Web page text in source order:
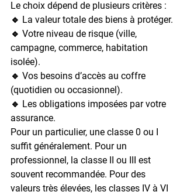
Le choix dépend de plusieurs critères :
🔹 La valeur totale des biens à protéger.
🔹 Votre niveau de risque (ville,
campagne, commerce, habitation
isolée).
🔹 Vos besoins d’accès au coffre
(quotidien ou occasionnel).
🔹 Les obligations imposées par votre
assurance.
Pour un particulier, une classe 0 ou I
suffit généralement. Pour un
professionnel, la classe II ou III est
souvent recommandée. Pour des
valeurs très élevées, les classes IV à VI